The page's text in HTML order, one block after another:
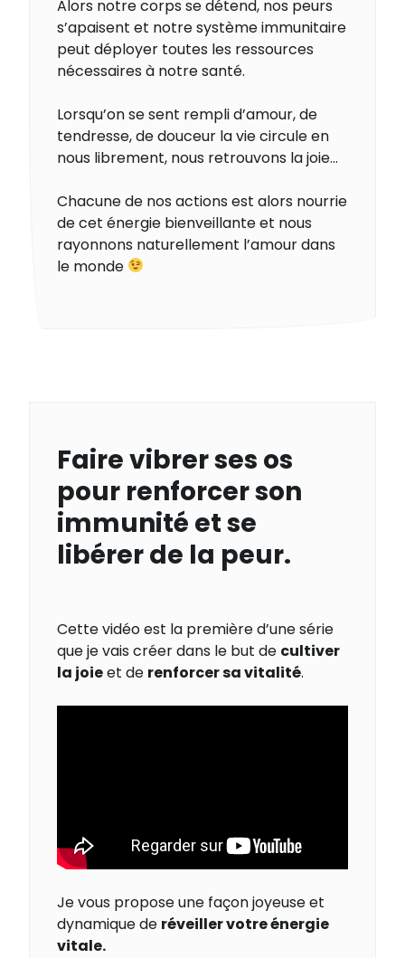
Alors notre corps se détend, nos peurs
s’apaisent et notre système immunitaire
peut déployer toutes les ressources
nécessaires à notre santé.
Lorsqu’on se sent rempli d’amour, de
tendresse, de douceur la vie circule en
nous librement, nous retrouvons la joie…
Chacune de nos actions est alors nourrie
de cet énergie bienveillante et nous
rayonnons naturellement l’amour dans
le monde
Faire vibrer ses os
pour renforcer son
immunité et se
libérer de la peur.
Cette vidéo est la première d’une série
que je vais créer dans le but de cultiver
la joieet de renforcer sa vitalité.
Je vous propose une façon joyeuse et
dynamique de réveiller votre énergie
vitale.